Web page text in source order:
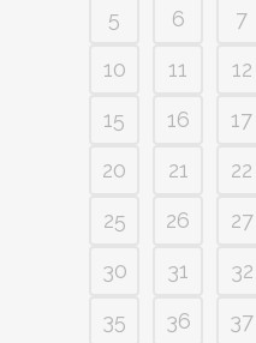
5
6 7
10
11 12
15
16 17
20
21 22
25
26 27
30
31 32
35
36 37